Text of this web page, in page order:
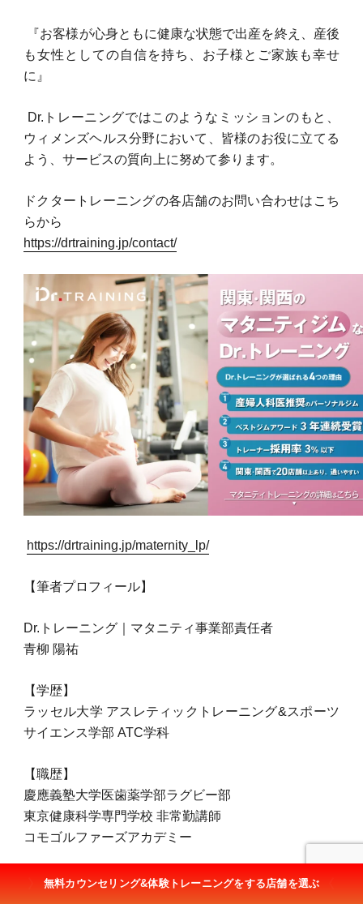
『お客様が心身ともに健康な状態で出産を終え、産後
も女性としての自信を持ち、お子様とご家族も幸せ
に』
Dr. トレーニングではこのようなミッションのもと、
ウィメンズヘルス分野において、皆様のお役に立てる
よう、サービスの質向上に努めて参ります。
ドクタートレーニングの各店舗のお問い合わせはこち
らから
https://drtraining.jp/contact/
https://drtraining.jp/maternity_lp/
【筆者プロフィール】
Dr.トレーニング｜マタニティ事業部責任者
青柳 陽祐
【学歴】
ラッセル大学 アスレティックトレーニング&スポーツ
サイエンス学部 ATC学科
【職歴】
慶應義塾大学医歯薬学部ラグビー部
東京健康科学専門学校 非常勤講師
コモゴルファーズアカデミー
【資格】
無料カウンセリング&体験トレーニングをする店舗を選ぶ